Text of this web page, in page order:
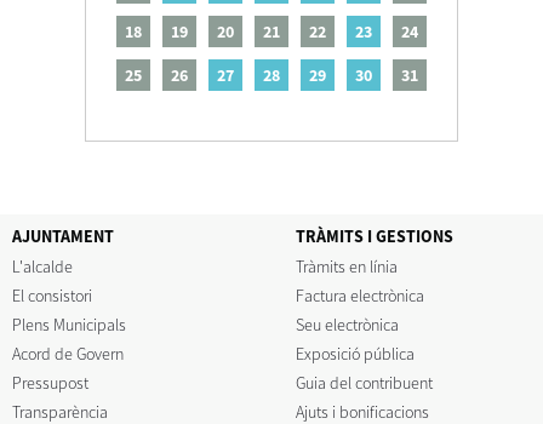
18
19 20 21 22 23
24
25
26 27 28 29 30 31
AJUNTAMENT
L'alcalde
El consistori
Plens Municipals
Acord de Govern
Pressupost
Transparència
TRÀMITS I GESTIONS
Tràmits en línia
Factura electrònica
Seu electrònica
Exposició pública
Guia del contribuent
Ajuts i bonificacions